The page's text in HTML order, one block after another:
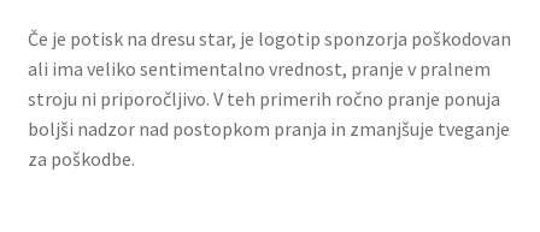
Če je potisk na dresu star, je logotip sponzorja poškodovan
ali ima veliko sentimentalno vrednost, pranje v pralnem
stroju ni priporočljivo. V teh primerih ročno pranje ponuja
boljši nadzor nad postopkom pranja in zmanjšuje tveganje
za poškodbe.